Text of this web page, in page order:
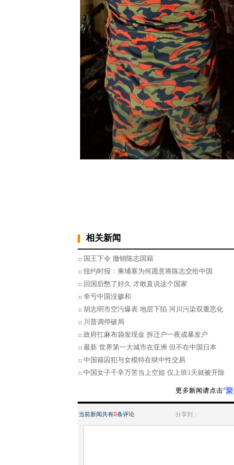
相关新闻
国王下令 撤销陈志国籍
纽约时报：柬埔寨为何愿意将陈志交给中国
回国后憋了好久 才敢直说这个国家
幸亏中国没掺和
胡志明市空污爆表 地层下陷 河川污染双重恶化
川普调停破局
政府扛麻布袋发现金 拆迁户一夜成暴发户
最新 世界第一大城市在亚洲 但不在中国日本
中国籍囚犯与女模特在狱中性交易
中国女子千辛万苦当上空姐 仅上班1天就被开除
“
当前新闻共有0条评论 分享到：